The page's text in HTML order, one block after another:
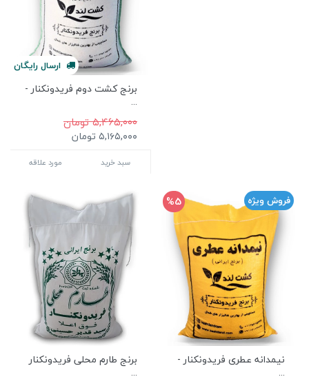
ارسالرایگان
برنج کشت دوم فریدونکنار -
...
۵,۴۶۵,۰۰۰ تومان
۵,۱۶۵,۰۰۰ تومان
سبد خرید مورد علاقه
فروش ویژه %5
نیمدانه عطری فریدونکنار -
...
برنج طارم محلی فریدونکنار
...